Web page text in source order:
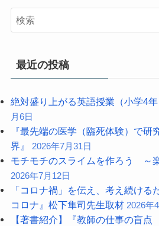
最近の投稿
絶対盛り上がる英語授業（小学4年
月6日
『最先端の医学（臨死体験）で研
界』
2026年7月31日
モチモチのスライムを作ろう ～
2026年7月12日
「コロナ禍」を伝え、考え続ける
コロナ』松下隼司先生取材 2026年
【著書紹介】『教師の仕事の盲